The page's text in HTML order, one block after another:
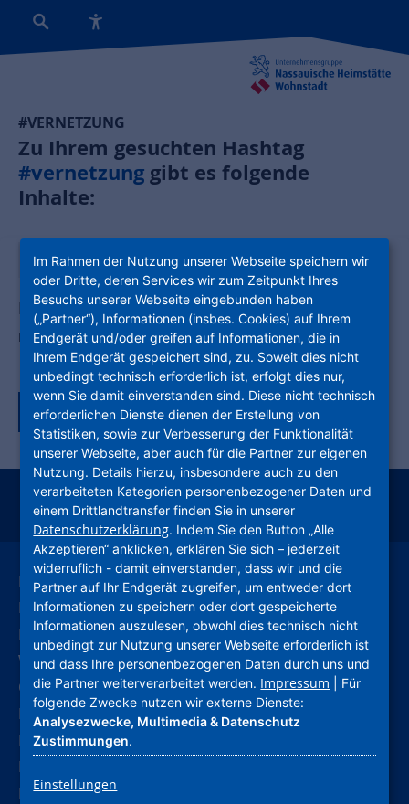
#VERNETZUNG
Zu Ihrem gesuchten Hashtag
#vernetzung gibt es folgende
Inhalte:
News:
Das dürfen wir gar nicht wissen!
Ihre Gesundheitsdaten: Warum Zurückhaltung wichtig ist
Zurück zur Tagübersicht
instagramfacebookyoutubelinkedinkununu
Leichte Sprache
Deutsche Gebärdensprache
Kontakt
Verhaltenskodex (CoC)
Compliance
Hinweise und Meldestelle
Barrierefreiheitserklärung
Impressum
Datenschutz
Im Rahmen der Nutzung unserer Webseite speichern wir
oder Dritte, deren Services wir zum Zeitpunkt Ihres
Besuchs unserer Webseite eingebunden haben
(„Partner“), Informationen (insbes. Cookies) auf Ihrem
Endgerät und/oder greifen auf Informationen, die in
Ihrem Endgerät gespeichert sind, zu. Soweit dies nicht
unbedingt technisch erforderlich ist, erfolgt dies nur,
wenn Sie damit einverstanden sind. Diese nicht technisch
erforderlichen Dienste dienen der Erstellung von
Statistiken, sowie zur Verbesserung der Funktionalität
unserer Webseite, aber auch für die Partner zur eigenen
Nutzung. Details hierzu, insbesondere auch zu den
verarbeiteten Kategorien personenbezogener Daten und
einem Drittlandtransfer finden Sie in unserer
Datenschutzerklärung. Indem Sie den Button „Alle
Akzeptieren“ anklicken, erklären Sie sich – jederzeit
widerruflich - damit einverstanden, dass wir und die
Partner auf Ihr Endgerät zugreifen, um entweder dort
Informationen zu speichern oder dort gespeicherte
Informationen auszulesen, obwohl dies technisch nicht
unbedingt zur Nutzung unserer Webseite erforderlich ist
und dass Ihre personenbezogenen Daten durch uns und
die Partner weiterverarbeitet werden. Impressum | Für
folgende Zwecke nutzen wir externe Dienste:
Analysezwecke, Multimedia & Datenschutz
Zustimmungen.
Einstellungen